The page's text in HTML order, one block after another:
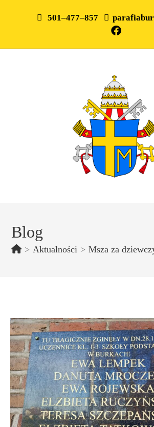
501–477–857
Blog
> Aktualności > Msza za